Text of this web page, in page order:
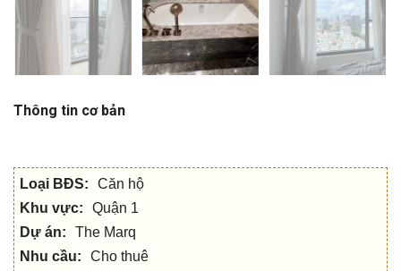
Thông tin cơ bản
Loại BĐS:
Căn hộ
Khu vực:
Quận 1
Dự án:
The Marq
Nhu cầu:
Cho thuê